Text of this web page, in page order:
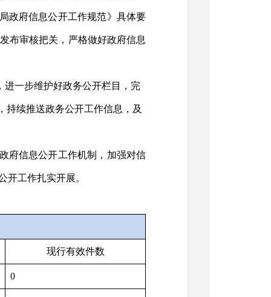
政府信息公开工作规范》具体要
布审核把关，严格做好政府信息
进一步维护好政务公开栏目 ，完
持续推送政务公开工作信息，及
府信息公开工作机制，加强对信
开工作扎实开展。
现行有效件数
0